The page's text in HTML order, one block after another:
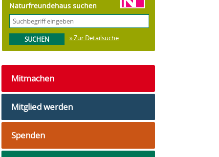
Naturfreundehaus suchen
» Zur Detailsuche
Mitmachen
Mitglied werden
Spenden